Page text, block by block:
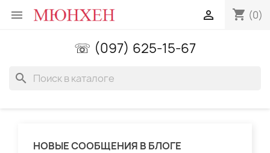
 shopping_cart (0)

☏ (097) 625-15-67
search
НОВЫЕ СООБЩЕНИЯ В БЛОГЕ